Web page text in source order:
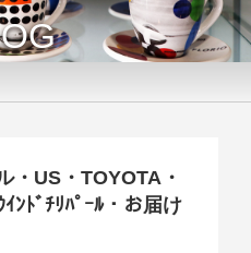
・US・TOYOTA・
ﾝﾄﾞﾁﾘﾊﾟｰﾙ・お届け